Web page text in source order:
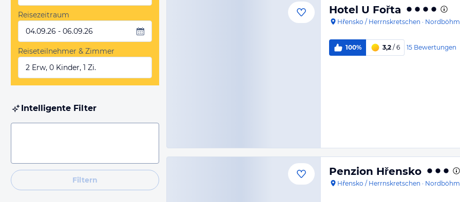
Reisezeitraum
04.09.26 - 06.09.26
Reiseteilnehmer & Zimmer
2 Erw, 0 Kinder, 1 Zi.
Intelligente Filter
Filtern
Hotel U Fořta
Hřensko / Herrnskretschen ·
100% 3,2 / 6 15 Bewertungen
Penzion Hřensko
Hřensko / Herrnskretschen ·